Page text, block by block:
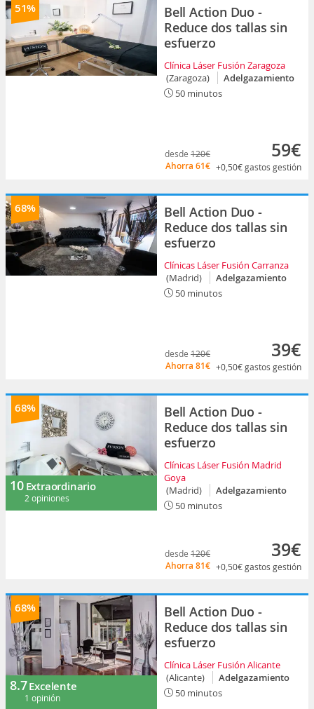
51%
Bell Action Duo -
Reduce dos tallas sin
esfuerzo
Clínica Láser Fusión Zaragoza
(Zaragoza)
Adelgazamiento
50 minutos
desde 120€
Ahorra 61€
59€
+0,50€gastos gestión
68%
Bell Action Duo -
Reduce dos tallas sin
esfuerzo
Clínicas Láser Fusión Carranza
(Madrid)
Adelgazamiento
50 minutos
desde 120€
Ahorra 81€
39€
+0,50€gastos gestión
68%
10 Extraordinario
2 opiniones
Bell Action Duo -
Reduce dos tallas sin
esfuerzo
Clínicas Láser Fusión Madrid
Goya
(Madrid)
Adelgazamiento
50 minutos
desde 120€
Ahorra 81€
39€
+0,50€gastos gestión
68%
8.7Excelente
1 opinión
Bell Action Duo -
Reduce dos tallas sin
esfuerzo
Clínica Láser Fusión Alicante
(Alicante)
Adelgazamiento
50 minutos